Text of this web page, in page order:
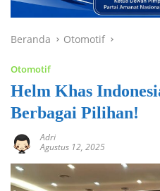
Beranda Otomotif
Otomotif
Helm Khas
Berbagai Pilihan!
Adri
Agustus 12, 2025